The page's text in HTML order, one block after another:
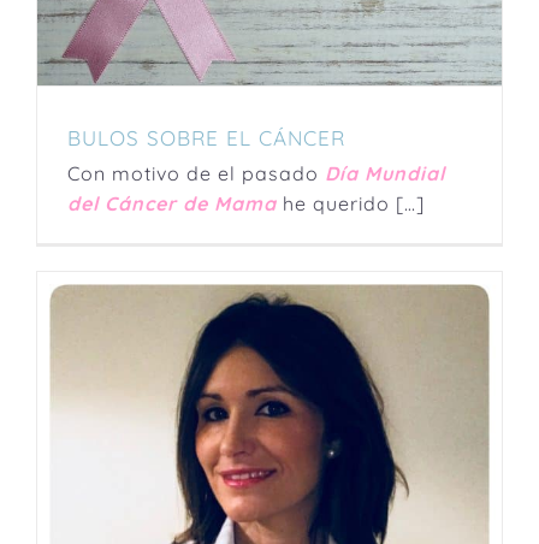
BULOS SOBRE EL CÁNCER
Con motivo de el pasado Día Mundial
del Cáncer de Mama he querido […]